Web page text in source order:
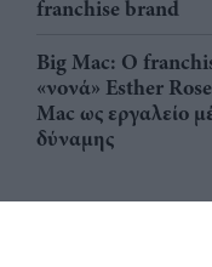
franchise brand
Big Mac: Ο
«νονά» Esther
Mac ως εργαλείο
δύναμης